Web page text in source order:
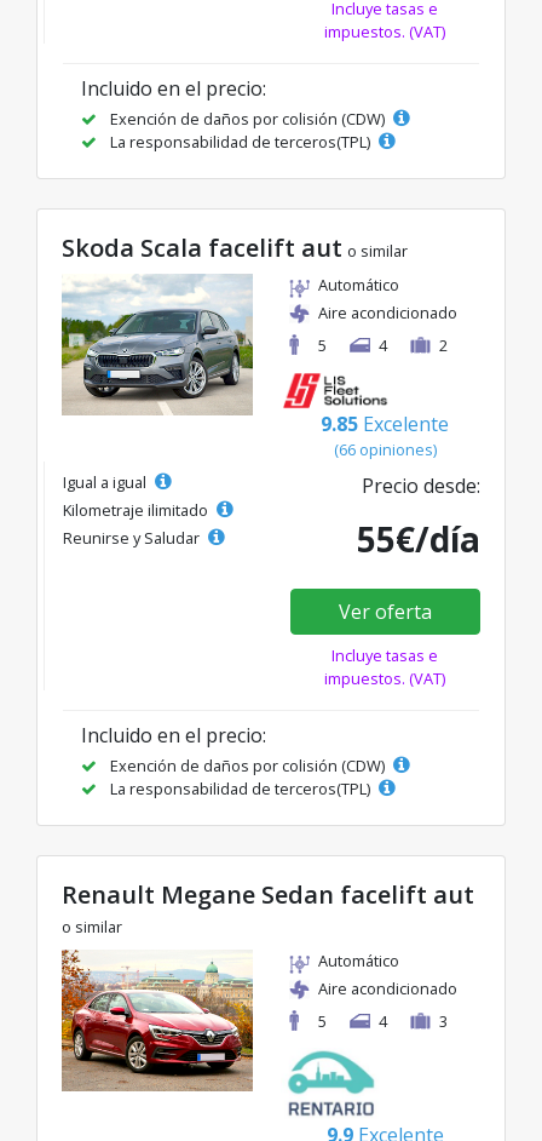
Incluye tasas e
impuestos. (VAT)
Incluido en el precio:
Exención de daños por colisión (CDW)
La responsabilidad de terceros(TPL)
Skoda Scala facelift aut o similar
Automático
Aire acondicionado
5
4 2
9.85 Excelente
(66 opiniones)
Igual a igual
Kilometraje ilimitado
Reunirse y Saludar
Precio desde:
55€/día
Ver oferta
Incluye tasas e
impuestos. (VAT)
Incluido en el precio:
Exención de daños por colisión (CDW)
La responsabilidad de terceros(TPL)
Renault Megane Sedan facelift aut
o similar
Automático
Aire acondicionado
5
4 3
9.9 Excelente